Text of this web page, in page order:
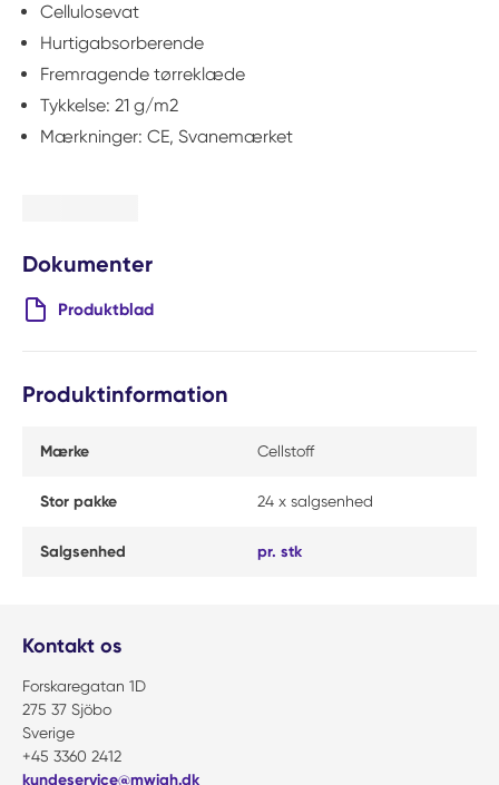
Cellulosevat
Hurtigabsorberende
Fremragende tørreklæde
Tykkelse: 21 g/m2
Mærkninger: CE, Svanemærket
Dokumenter
Produktblad
Produktinformation
Mærke Cellstoff
Stor pakke 24 x salgsenhed
Salgsenhed pr. stk
Kontakt os
Forskaregatan 1D
275 37 Sjöbo
Sverige
+45 3360 2412
kundeservice@mwiah.dk